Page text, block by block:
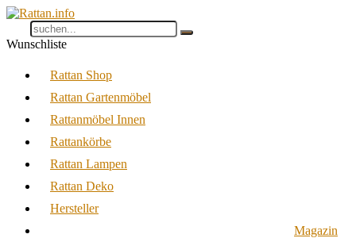
Wunschliste
Rattan Shop
Rattan Gartenmöbel
Rattanmöbel Innen
Rattankörbe
Rattan Lampen
Rattan Deko
Hersteller
Magazin